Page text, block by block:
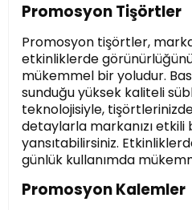
Promosyon Tişörtler
Promosyon tişörtler,
etkinliklerde
mükemmel bir yoludur.
sunduğu yüksek kaliteli
teknolojisiyle,
detaylarla markanızı etkili
yansıtabilirsiniz.
günlük kullanımda
Promosyon Kalemler